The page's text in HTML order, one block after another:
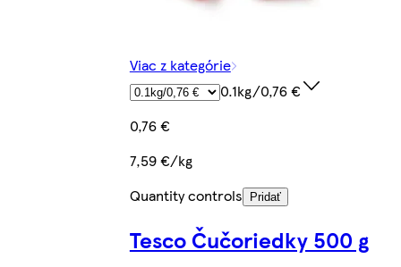
Viac z kategórie
0.1kg/0,76 €
0,76 €
7,59 €/kg
Quantity controls
Pridať
Tesco Čučoriedky 500 g